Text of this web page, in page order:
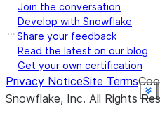
Join the conversation
Develop with Snowflake
Share your feedback
Read the latest on our blog
Get your own certification
Privacy NoticeSite Terms
Snowflake, Inc. All Rights